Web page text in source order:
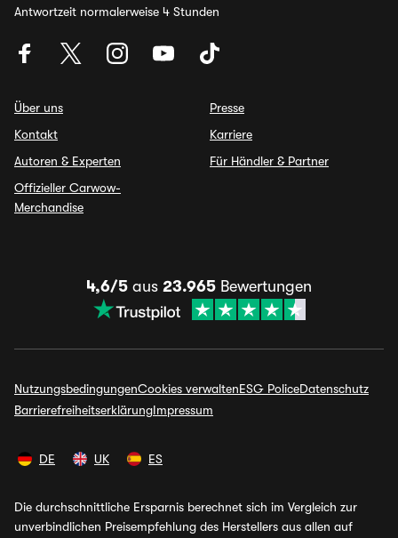
Antwortzeit normalerweise 4 Stunden
Über uns
Kontakt
Autoren & Experten
Offizieller Carwow-
Merchandise
Presse
Karriere
Für Händler & Partner
4,6/5 aus 23.965 Bewertungen
NutzungsbedingungenCookies verwaltenESG PoliceDatenschutz
BarrierefreiheitserklärungImpressum
DE UK ES
Die durchschnittliche Ersparnis berechnet sich im Vergleich zur
unverbindlichen Preisempfehlung des Herstellers aus allen auf